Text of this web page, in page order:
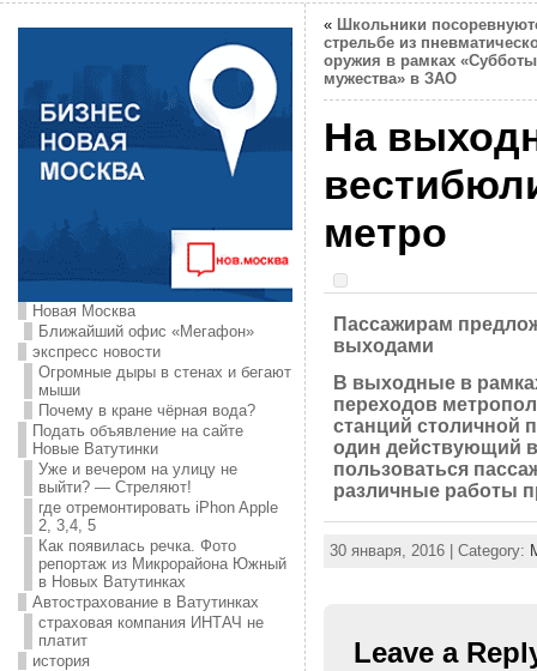
Новая Москва
Ближайший офис «Мегафон»
экспресс новости
Огромные дыры в стенах и бегают
мыши
Почему в кране чёрная вода?
Подать объявление на сайте
Новые Ватутинки
Уже и вечером на улицу не
выйти? — Стреляют!
где отремонтировать iPhon Apple
2, 3,4, 5
Как появилась речка. Фото
репортаж из Микрорайона Южный
в Новых Ватутинках
Автострахование в Ватутинках
страховая компания ИНТАЧ не
платит
история
« Школьники
стрельбе из
оружия в рамках «Субботы
мужества» в ЗАО
На
метро
Пассажирам
выходами
В выходные в
переходов
станций столичной
один действующий
пользоваться
различные работы
30 января, 2016 | Category:
Leave a